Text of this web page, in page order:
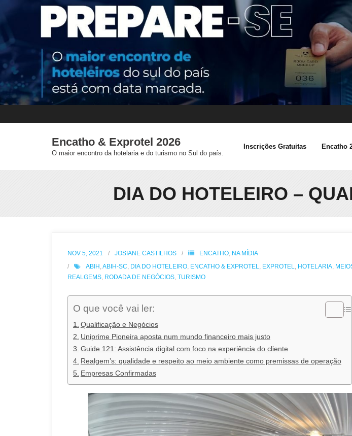
Encatho & Exprotel 2026
O maior encontro da hotelaria e do turismo no Sul do país.
Inscrições Gratuitas Encatho
DIA DO HOTELEIRO –
NOV 5, 2021 JOSIANE CASTILHOS ENCATHO, NA MÍDIA
ABIH ,ABIH-SC, DIA DO HOTELEIRO, ENCATHO & EXPROTEL, EXPROTEL, HOTELARIA,
REALGEMS, RODADA DE NEGÓCIOS, TURISMO
O que você vai ler:
Qualificação e Negócios
Uniprime Pioneira aposta num mundo financeiro mais justo
Guide 121: Assistência digital com foco na experiência do cliente
Realgem’s: qualidade e respeito ao meio ambiente como premissas de operação
Empresas Confirmadas